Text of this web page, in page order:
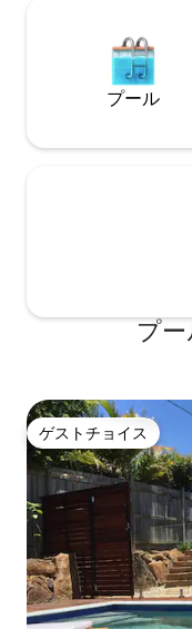
プール
プ
ゲストチョイス
ゲストチョイス